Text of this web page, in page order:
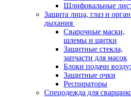
Шлифовальные
Защита лица, глаз и
дыхания
Сварочные маски,
шлемы и щитки
Защитные стекла,
запчасти для масок
Блоки подачи
Защитные очки
Респираторы
Спецодежда для